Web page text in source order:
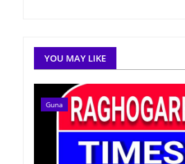
YOU MAY LIKE
Guna